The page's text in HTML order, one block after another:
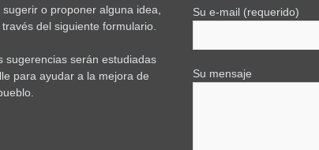
o proponer alguna idea,
del siguiente formulario.
sugerencias serán estudiadas
para ayudar a la mejora de
Su e-mail (requerido)
Su mensaje